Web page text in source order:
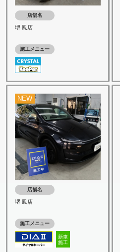
店舗名
堺 鳳店
施工メニュー
NEW
店舗名
堺 鳳店
施工メニュー
新車
施工